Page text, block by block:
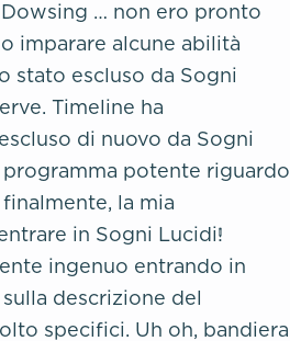
… non ero pronto
imparare alcune abilità
stato escluso da Sogni
Timeline ha
di nuovo da Sogni
potente riguardo
la mia
in Sogni Lucidi!
ingenuo entrando in
descrizione del
specifici. Uh oh, bandiera